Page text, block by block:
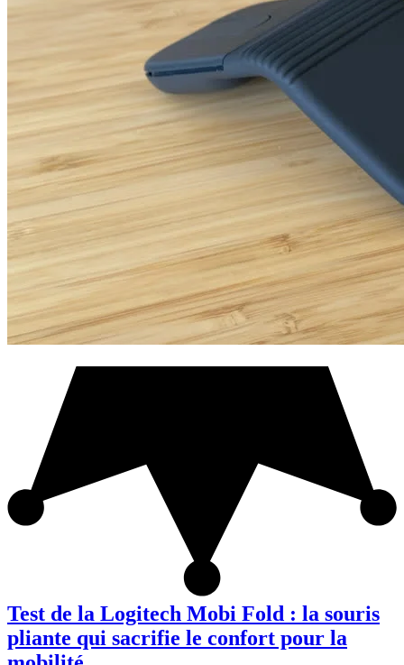
Test de la Logitech Mobi Fold : la souris
pliante qui sacrifie le confort pour la